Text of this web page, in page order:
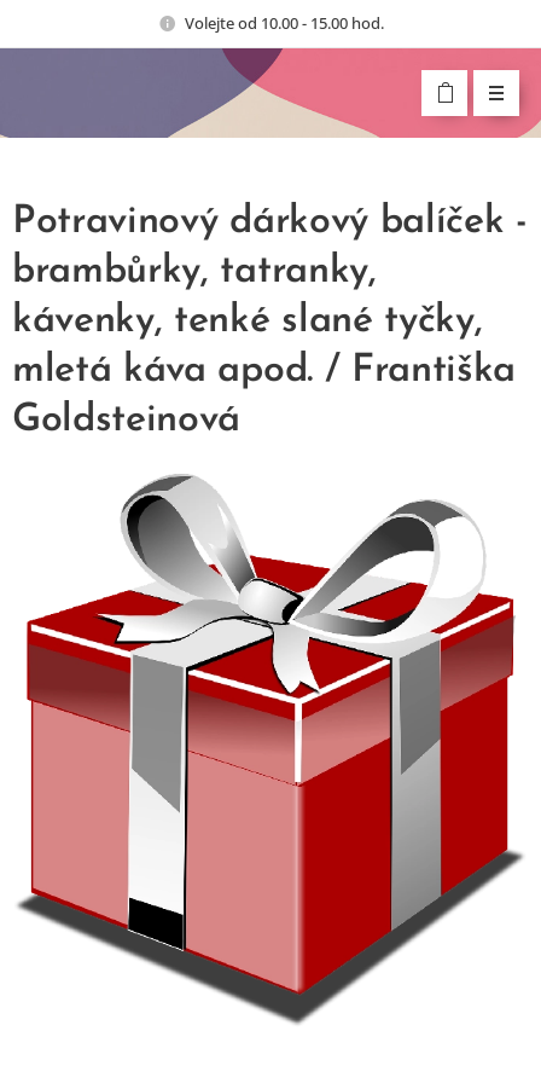
Volejte od 10.00 - 15.00 hod.
Potravinový dárkový balíček -
brambůrky, tatranky,
kávenky, tenké slané tyčky,
mletá káva apod. / Františka
Goldsteinová